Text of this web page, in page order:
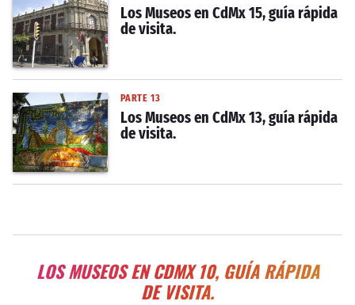
Los Museos en CdMx 15, guía rápida
de visita.
PARTE 13
Los Museos en CdMx 13, guía rápida
de visita.
LOS MUSEOS EN CDMX 10, GUÍA RÁPIDA
DE VISITA.